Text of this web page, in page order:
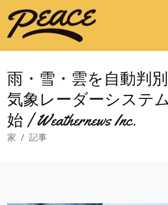
雨・雪・雲を自動判
気象レーダーシステ
始 | Weathernews Inc.
家 記事